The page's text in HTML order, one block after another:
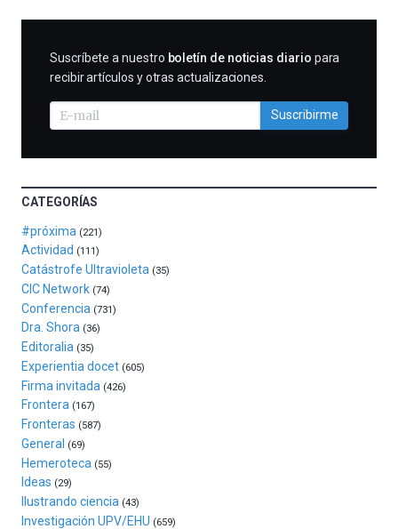
celebración
la
edición
Bilbo
Zientzia
Plaza
(BZP),
un
llenará
la
ciudad
de
monólogos,
exposiciones,
conferencias,
docufórums
y
espectáculos
SUSCRIBIRME
Suscríbete a nuestro boletín de noticias diario para
recibir artículos y otras actualizaciones.
Suscribirme
CATEGORÍAS
#próxima (221)
Actividad (111)
Catástrofe Ultravioleta (35)
CIC Network (74)
Conferencia (731)
Dra. Shora (36)
Editoralia (35)
Experientia docet (605)
Firma invitada (426)
Frontera (167)
Fronteras (587)
General (69)
Hemeroteca (55)
Ideas (29)
Ilustrando ciencia (43)
Investigación UPV/EHU (659)